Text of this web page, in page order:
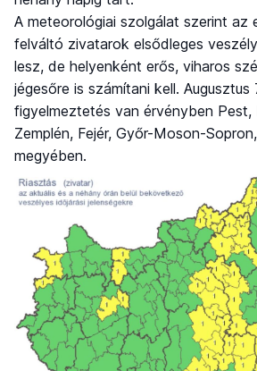
A meteorológiai szolgálat szerint az
felváltó zivatarok elsődleges
lesz, de helyenként erős, viharos
jégesőre is számítani kell.
figyelmeztetés van érvényben Pest,
Zemplén, Fejér, Győr-Moson-
megyében.